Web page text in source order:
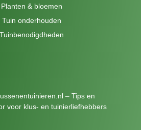
Planten & bloemen
Tuin onderhouden
Tuinbenodigdheden
– Tips en
voor klus- en tuinierliefhebbers